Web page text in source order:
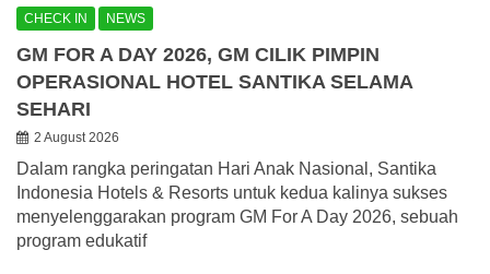
CHECK IN NEWS
GM FOR A DAY 2026, GM CILIK PIMPIN
OPERASIONAL HOTEL SANTIKA SELAMA
SEHARI
2 August 2026
Dalam rangka peringatan Hari Anak Nasional, Santika
Indonesia Hotels & Resorts untuk kedua kalinya sukses
menyelenggarakan program GM For A Day 2026, sebuah
program edukatif